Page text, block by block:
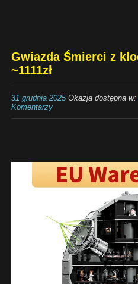
Gwiazda Śmierci z
~1111zł
31 grudnia 2025Okazja dostępna w:
Komentarzy